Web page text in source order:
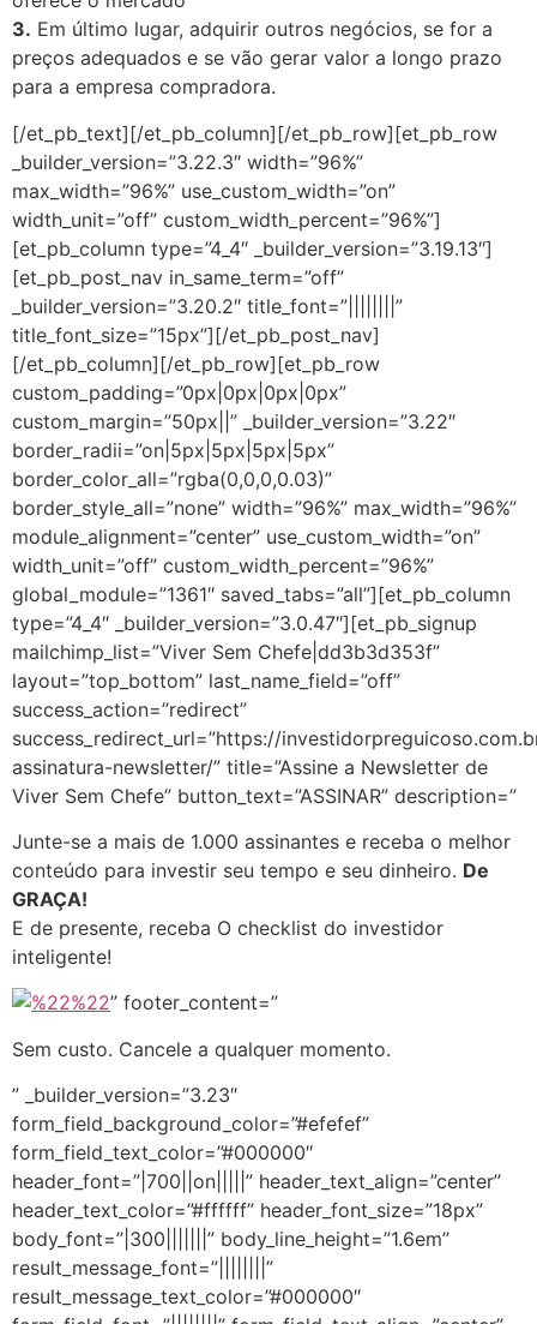
3. Em último lugar, adquirir outros negócios, se for a
preços adequados e se vão gerar valor a longo prazo
para a empresa compradora.
[/et_pb_text][/et_pb_column][/et_pb_row][et_pb_row
_builder_version=”3.22.3″ width=”96%”
max_width=”96%” use_custom_width=”on”
width_unit=”off” custom_width_percent=”96%”]
[et_pb_column type=”4_4″ _builder_version=”3.19.13″]
[et_pb_post_nav in_same_term=”off”
_builder_version=”3.20.2″ title_font=”||||||||”
title_font_size=”15px”][/et_pb_post_nav]
[/et_pb_column][/et_pb_row][et_pb_row
custom_padding=”0px|0px|0px|0px”
custom_margin=”50px||” _builder_version=”3.22″
border_radii=”on|5px|5px|5px|5px”
border_color_all=”rgba(0,0,0,0.03)”
border_style_all=”none” width=”96%” max_width=”96%”
module_alignment=”center” use_custom_width=”on”
width_unit=”off” custom_width_percent=”96%”
global_module=”1361″ saved_tabs=”all”][et_pb_column
type=”4_4″ _builder_version=”3.0.47″][et_pb_signup
mailchimp_list=”Viver Sem Chefe|dd3b3d353f”
layout=”top_bottom” last_name_field=”off”
success_action=”redirect”
success_redirect_url=”https://
assinatura-newsletter/” title=”Assine a Newsletter de
Viver Sem Chefe” button_text=”ASSINAR” description=”
Junte-se a mais de 1.000 assinantes e receba o melhor
conteúdo para investir seu tempo e seu dinheiro. De
GRAÇA!
E de presente, receba O checklist do investidor
inteligente!
” footer_content=”
Sem custo. Cancele a qualquer momento.
” _builder_version=”3.23″
form_field_background_color=”#efefef”
form_field_text_color=”#000000″
header_font=”|700||on|||||” header_text_align=”center”
header_text_color=”#ffffff” header_font_size=”18px”
body_font=”|300|||||||” body_line_height=”1.6em”
result_message_font=”||||||||”
result_message_text_color=”#000000″